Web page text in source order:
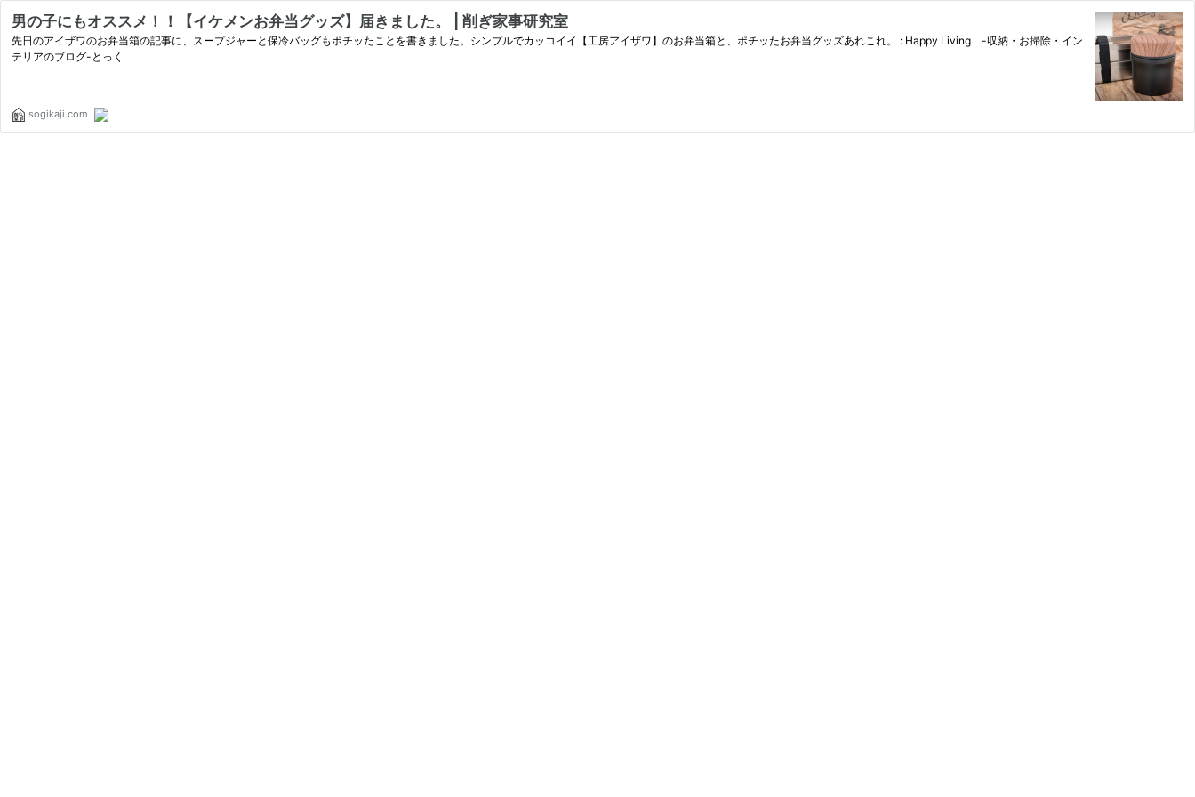
男の子にもオススメ！！【イケメンお弁当グッズ】届きました。 | 削ぎ家事研究室
先日のアイザワのお弁当箱の記事に、スープジャーと保冷バッグもポチッたことを書きました。シンプルでカッコイイ【工房アイザワ】のお弁当箱と、ポチッたお弁当グッズあれこれ。 : Happy Living -収納・お掃除・イン
テリアのブログ-とっく
sogikaji.com